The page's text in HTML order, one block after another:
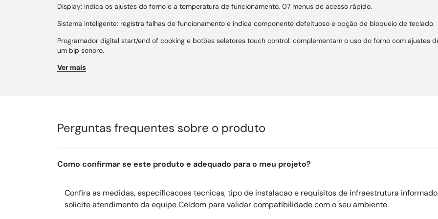
Display: indica os ajustes do forno e a temperatura de funcionamento, 07 menus de acesso rápido.
Sistema inteligente: registra falhas de funcionamento e indica componente defeituoso e opção de bloqueio de teclado.
Programador digital start/end of cooking e botões seletores touch control: complementam o uso do forno com ajustes
um bip sonoro.
Porta de vidro duplo: o calor do forno fica confinado internamente, isso reduz o aquecimento da parte externa e
Funções Micro-ondas: descongelar por peso; descongelar por tempo; cozedura por micro-ondas; micro-ondas + grill;
de fumaça.
Facilidade na limpeza: feito em vidro temperado com acabamento em inox satinado, a superfície interna possui bordas
Ver mais
Perguntas frequentes sobre o produto
Como confirmar se este produto e adequado para o meu projeto?
Confira as medidas, especificacoes tecnicas, tipo de instalacao e requisitos de infraestrutura
solicite atendimento da equipe Celdom para validar compatibilidade com o seu ambiente.